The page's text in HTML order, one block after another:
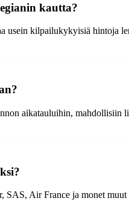
kautta?
usein kilpailukykyisiä hintoja
aikatauluihin,
Air France ja monet